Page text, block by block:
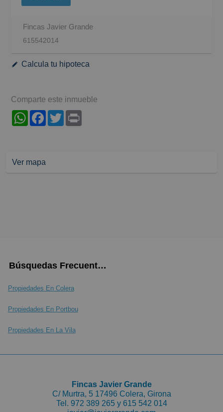
Fincas Javier Grande
615542014
Calcula tu hipoteca
Comparte este inmueble
WhatsAppFacebook
Twitter
Ver mapa
Búsquedas Frecuentes
Propiedades En Colera
Propiedades En Portbou
Propiedades En La Vila
Fincas Javier Grande
C/ Murtra, 5 17496 Colera, Girona
Tel. 972 389 265 y 615 542 014